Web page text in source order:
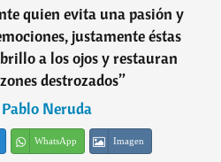
quien evita una pasión y
justamente éstas
a los ojos y restauran
destrozados”
Pablo Neruda
WhatsApp Imagen